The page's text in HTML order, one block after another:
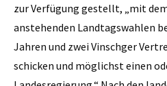
zur Verfügung gestellt, „mit
anstehenden Landtagswahlen
Jahren und zwei Vinschger
schicken und möglichst einen